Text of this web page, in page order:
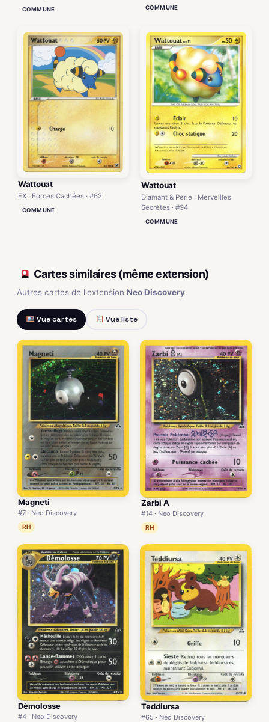
COMMUNE COMMUNE
Wattouat
EX : Forces Cachées · #62
COMMUNE
Wattouat
Diamant & Perle : Merveilles
Secrètes · #94
COMMUNE
Cartes similaires (même extension)
Autres cartes de l'extension Neo Discovery.
Vue cartes Vue liste
Magneti
#7 · Neo Discovery
RH
Zarbi A
#14 · Neo Discovery
RH
Démolosse
#4 · Neo Discovery
Teddiursa
#65 · Neo Discovery